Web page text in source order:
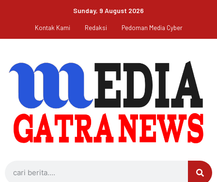
Sunday, 9 August 2026
Kontak Kami Redaksi Pedoman Media Cyber